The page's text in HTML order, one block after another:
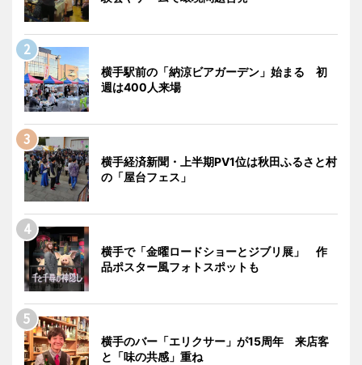
横手駅前の「納涼ビアガーデン」始まる 初
週は400人来場
横手経済新聞・上半期PV1位は秋田ふるさと村
の「屋台フェス」
横手で「金曜ロードショーとジブリ展」 作
品ポスター風フォトスポットも
横手のバー「エリクサー」が15周年 来店客
と「味の共感」重ね